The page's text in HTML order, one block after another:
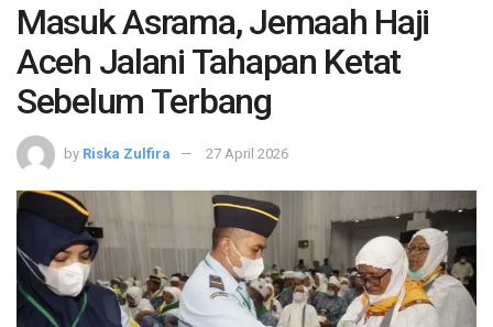
Masuk Asrama, Jemaah Haji
Aceh Jalani Tahapan Ketat
Sebelum Terbang
by Riska Zulfira 27 April 2026